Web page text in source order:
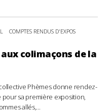
COMPTES RENDUS D'EXPOS
colimaçons de la
Phèmes donne rendez-
pour sa première exposition,
allés,...